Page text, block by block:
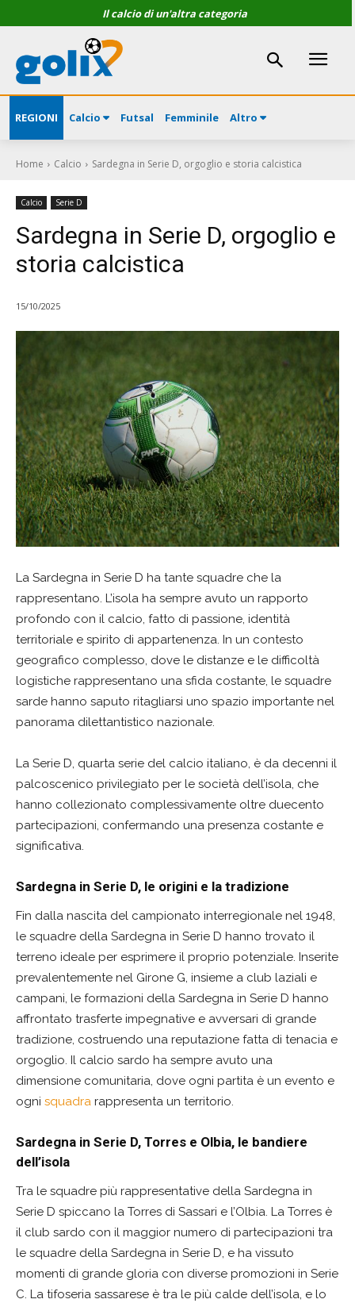
Il calcio di un'altra categoria
REGIONI Calcio Futsal Femminile Altro
Home Calcio Sardegna in Serie D, orgoglio e storia calcistica
Calcio Serie D
Sardegna in Serie D, orgoglio e
storia calcistica
15/10/2025
La Sardegna in Serie D ha tante squadre che la
rappresentano. L’isola ha sempre avuto un rapporto
profondo con il calcio, fatto di passione, identità
territoriale e spirito di appartenenza. In un contesto
geografico complesso, dove le distanze e le difficoltà
logistiche rappresentano una sfida costante, le squadre
sarde hanno saputo ritagliarsi uno spazio importante nel
panorama dilettantistico nazionale.
La Serie D, quarta serie del calcio italiano, è da decenni il
palcoscenico privilegiato per le società dell’isola, che
hanno collezionato complessivamente oltre duecento
partecipazioni, confermando una presenza costante e
significativa.
Sardegna in Serie D, le origini e la tradizione
Fin dalla nascita del campionato interregionale nel 1948,
le squadre della Sardegna in Serie D hanno trovato il
terreno ideale per esprimere il proprio potenziale. Inserite
prevalentemente nel Girone G, insieme a club laziali e
campani, le formazioni della Sardegna in Serie D hanno
affrontato trasferte impegnative e avversari di grande
tradizione, costruendo una reputazione fatta di tenacia e
orgoglio. Il calcio sardo ha sempre avuto una
dimensione comunitaria, dove ogni partita è un evento e
ogni squadra rappresenta un territorio.
Sardegna in Serie D, Torres e Olbia, le bandiere
dell’isola
Tra le squadre più rappresentative della Sardegna in
Serie D spiccano la Torres di Sassari e l’Olbia. La Torres è
il club sardo con il maggior numero di partecipazioni tra
le squadre della Sardegna in Serie D, e ha vissuto
momenti di grande gloria con diverse promozioni in Serie
C. La tifoseria sassarese è tra le più calde dell’isola, e lo